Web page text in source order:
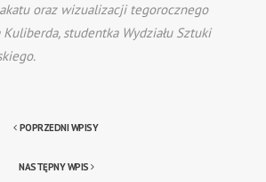
oraz wizualizacji tegorocznego
Kuliberda, studentka Wydziału Sztuki
POPRZEDNI WPISY
NASTĘPNY WPIS